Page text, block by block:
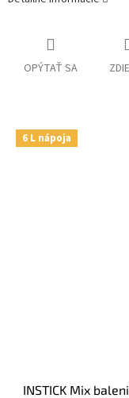
OPÝTAŤ SA
6 L nápoja
INSTICK Mix